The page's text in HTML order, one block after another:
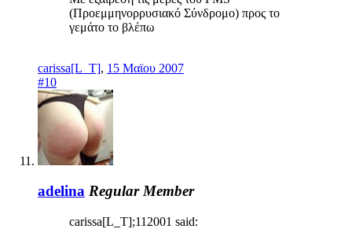
(Προεμμηνορρυσιακό Σύνδρομο) προς το
γεμάτο το βλέπω
carissa[L_T], 15 Μαϊου 2007
#10
adelina Regular Member
carissa[L_T];112001 said: